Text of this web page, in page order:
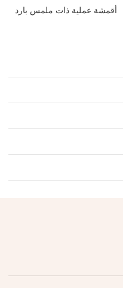
أقمشة عملية ذات ملمس بارد